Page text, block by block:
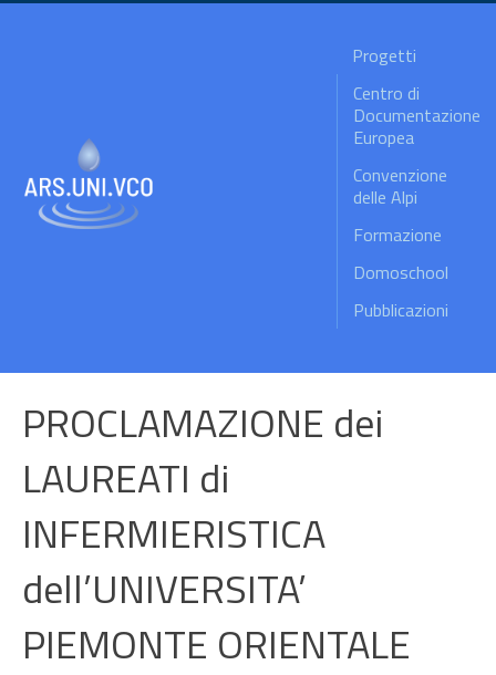
Progetti
Centro di
Documentazione
Europea
Convenzione
delle Alpi
Formazione
Domoschool
Pubblicazioni
PROCLAMAZIONE dei
LAUREATI di
INFERMIERISTICA
dell’UNIVERSITA’
PIEMONTE ORIENTALE